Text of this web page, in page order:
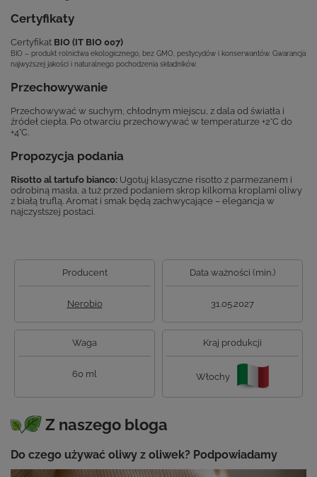
Certyfikaty
Certyfikat BIO (IT BIO 007)
BIO – produkt rolnictwa ekologicznego, bez GMO, pestycydów i konserwantów. Gwarancja
najwyższej jakości i naturalnego pochodzenia składników.
Przechowywanie
Przechowywać w suchym, chłodnym miejscu, z dala od światła i
źródeł ciepła. Po otwarciu przechowywać w temperaturze +2°C do
+4°C.
Propozycja podania
Risotto al tartufo bianco: Ugotuj klasyczne risotto z parmezanem i
odrobiną masła, a tuż przed podaniem skrop kilkoma kroplami oliwy
z białą truflą. Aromat i smak będą zachwycające – elegancja w
najczystszej postaci.
Producent
Nerobio
Data ważności (min.)
31.05.2027
Waga
60 ml
Kraj produkcji
Włochy
Z naszego bloga
Do czego używać oliwy z oliwek? Podpowiadamy